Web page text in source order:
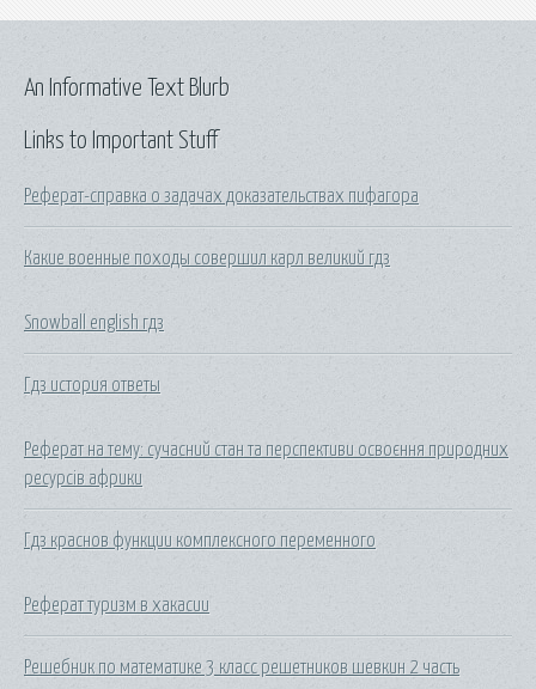
Links to Important Stuff
Реферат-справка о задачах доказательствах пифагора
Какие военные походы совершил карл великий гдз
Snowball english гдз
Гдз история ответы
Реферат на тему: сучасний стан та перспективи освоєння природних
ресурсів африки
Гдз краснов функции комплексного переменного
Реферат туризм в хакасии
Решебник по математике 3 класс решетников шевкин 2 часть
An Informative Text Blurb